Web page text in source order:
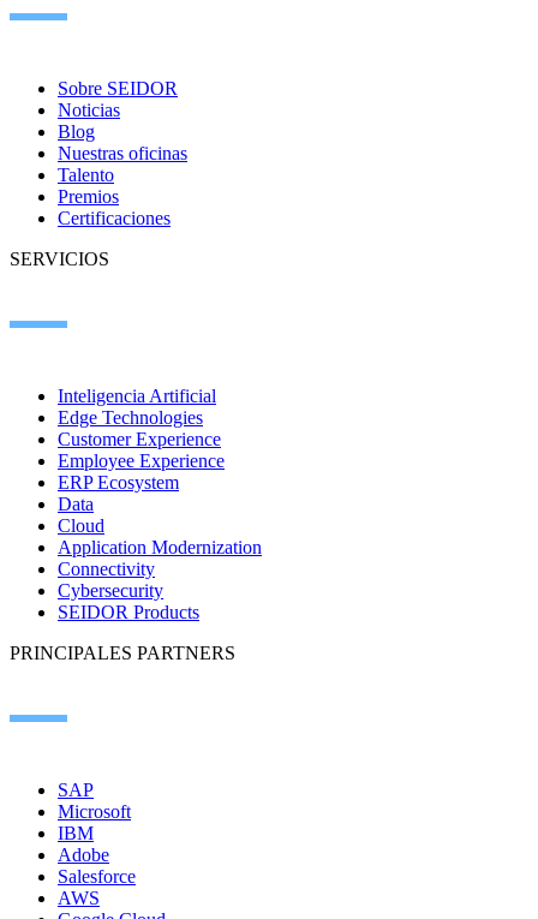
Sobre SEIDOR
Noticias
Blog
Nuestras oficinas
Talento
Premios
Certificaciones
SERVICIOS
Inteligencia Artificial
Edge Technologies
Customer Experience
Employee Experience
ERP Ecosystem
Data
Cloud
Application Modernization
Connectivity
Cybersecurity
SEIDOR Products
PRINCIPALES PARTNERS
SAP
Microsoft
IBM
Adobe
Salesforce
AWS